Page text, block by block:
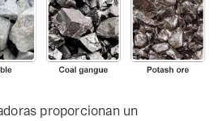
proporcionan un